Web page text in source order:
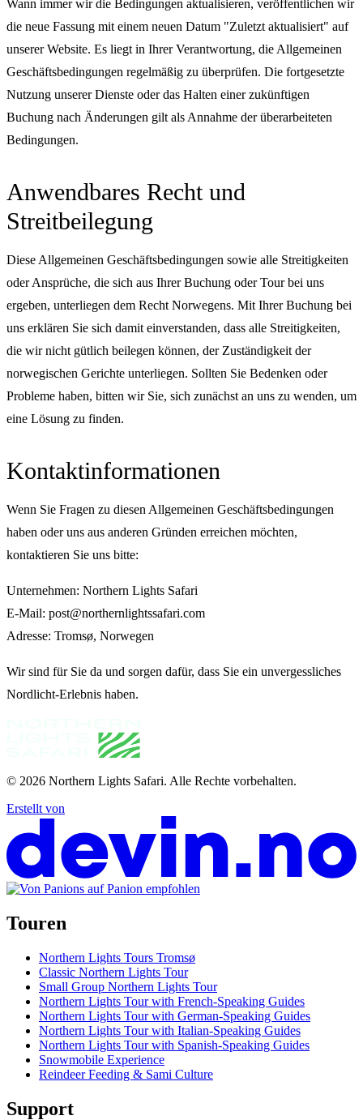
Wann immer wir die Bedingungen aktualisieren, veröffentlichen wir
die neue Fassung mit einem neuen Datum "Zuletzt aktualisiert" auf
unserer Website. Es liegt in Ihrer Verantwortung, die Allgemeinen
Geschäftsbedingungen regelmäßig zu überprüfen. Die fortgesetzte
Nutzung unserer Dienste oder das Halten einer zukünftigen
Buchung nach Änderungen gilt als Annahme der überarbeiteten
Bedingungen.
Anwendbares Recht und
Streitbeilegung
Diese Allgemeinen Geschäftsbedingungen sowie alle Streitigkeiten
oder Ansprüche, die sich aus Ihrer Buchung oder Tour bei uns
ergeben, unterliegen dem Recht Norwegens. Mit Ihrer Buchung bei
uns erklären Sie sich damit einverstanden, dass alle Streitigkeiten,
die wir nicht gütlich beilegen können, der Zuständigkeit der
norwegischen Gerichte unterliegen. Sollten Sie Bedenken oder
Probleme haben, bitten wir Sie, sich zunächst an uns zu wenden, um
eine Lösung zu finden.
Kontaktinformationen
Wenn Sie Fragen zu diesen Allgemeinen Geschäftsbedingungen
haben oder uns aus anderen Gründen erreichen möchten,
kontaktieren Sie uns bitte:
Unternehmen: Northern Lights Safari
E-Mail: post@northernlightssafari.com
Adresse: Tromsø, Norwegen
Wir sind für Sie da und sorgen dafür, dass Sie ein unvergessliches
Nordlicht-Erlebnis haben.
© 2026 Northern Lights Safari. Alle Rechte vorbehalten.
Erstellt von
Touren
Northern Lights Tours Tromsø
Classic Northern Lights Tour
Small Group Northern Lights Tour
Northern Lights Tour with French-Speaking Guides
Northern Lights Tour with German-Speaking Guides
Northern Lights Tour with Italian-Speaking Guides
Northern Lights Tour with Spanish-Speaking Guides
Snowmobile Experience
Reindeer Feeding & Sami Culture
Support